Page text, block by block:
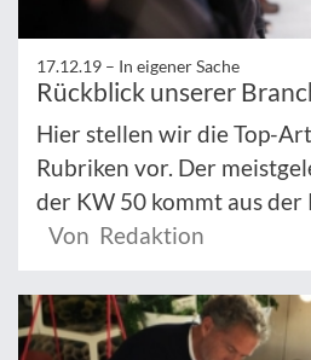
17.12.19 – In eigener Sache
Rückblick unserer
Hier stellen wir die Top-
Rubriken vor. Der
der KW 50 kommt aus der
Von Redaktion